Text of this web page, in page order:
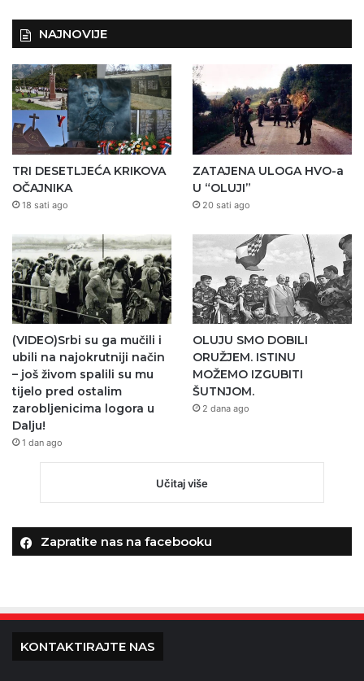
NAJNOVIJE
TRI DESETLJEĆA KRIKOVA
OČAJNIKA
18 sati ago
ZATAJENA ULOGA HVO-a
U “OLUJI”
20 sati ago
(VIDEO)Srbi su ga mučili i
ubili na najokrutniji način
– još živom spalili su mu
tijelo pred ostalim
zarobljenicima logora u
Dalju!
1 dan ago
OLUJU SMO DOBILI
ORUŽJEM. ISTINU
MOŽEMO IZGUBITI
ŠUTNJOM.
2 dana ago
Učitaj više
Zapratite nas na facebooku
KONTAKTIRAJTE NAS